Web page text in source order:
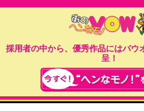
採用者の中から、優秀作品にはバウ
呈！